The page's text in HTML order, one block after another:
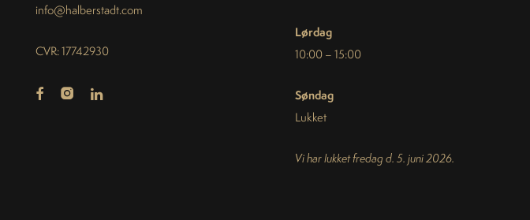
info@halberstadt.com
CVR: 17742930
Lørdag
10:00 – 15:00
Søndag
Lukket
Vi har lukket fredag d. 5. juni 2026.